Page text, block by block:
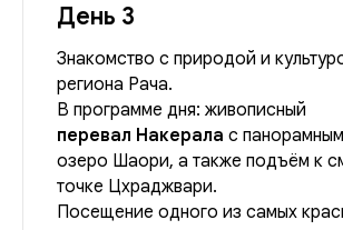
День 3
Знакомство с природой и
региона Рача.
В программе дня: живописный
перевал Накерала с
озеро Шаори, а также подъём к
точке Цхраджвари.
Посещение одного из самых